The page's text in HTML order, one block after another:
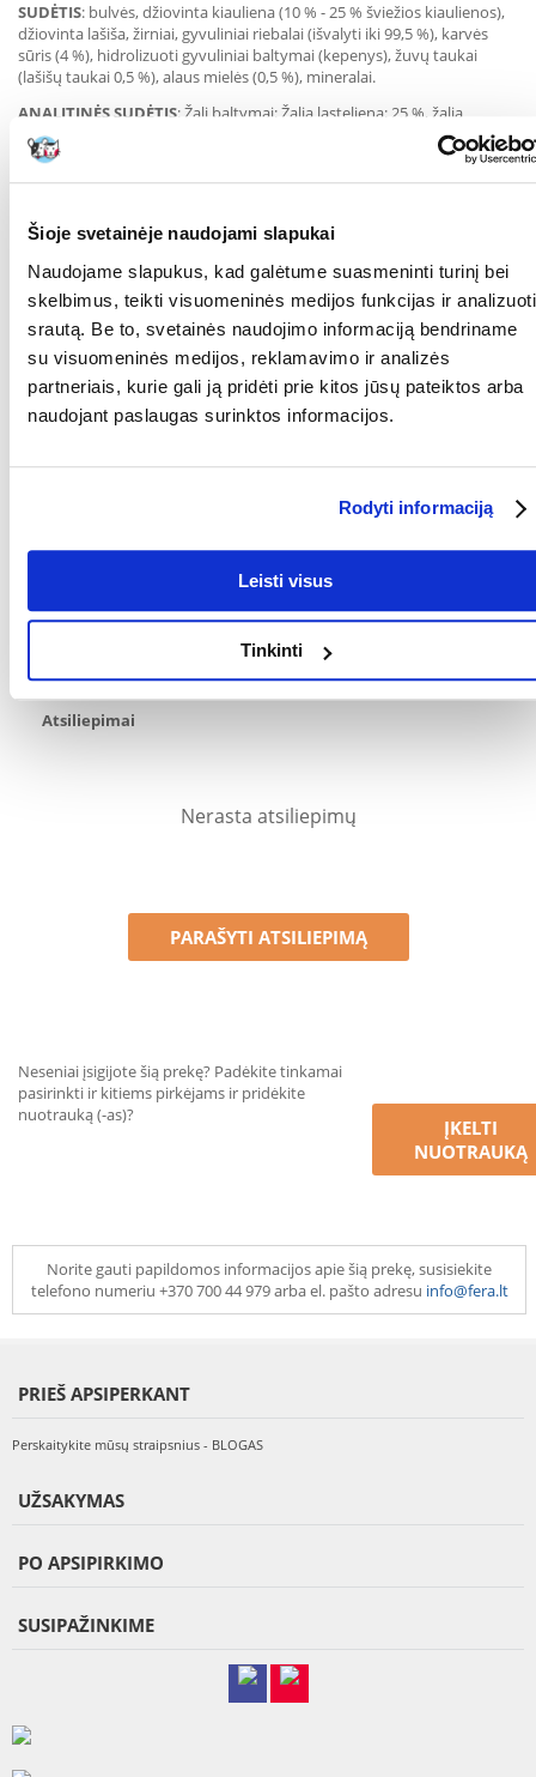
Šioje svetainėje naudojami slapukai
Naudojame slapukus, kad galėtume suasmeninti turinį bei
skelbimus, teikti visuomeninės medijos funkcijas ir analizuoti
srautą. Be to, svetainės naudojimo informaciją bendriname
su visuomeninės medijos, reklamavimo ir analizės
partneriais, kurie gali ją pridėti prie kitos jūsų pateiktos arba
naudojant paslaugas surinktos informacijos.
Rodyti informaciją
Leisti visus
Tinkinti
SUDĖTIS: bulvės, džiovinta kiauliena (10 % - 25 % šviežios kiaulienos),
džiovinta lašiša, žirniai, gyvuliniai riebalai (išvalyti iki 99,5 %), karvės
sūris (4 %), hidrolizuoti gyvuliniai baltymai (kepenys), žuvų taukai
(lašišų taukai 0,5 %), alaus mielės (0,5 %), mineralai.
ANALITINĖS SUDĖTIS: Žali baltymai: Žalia ląsteliena: 25 %, žalia
ląsteliena: 1,5 %, žali riebalai: 20 %, žali pelenai: 6 %, n-3 riebalų rūgštys:
0,7 %, apykaitos energija: 3958 kcal/kg.
mg, taurinas 1000 mg.
tokoferolio ekstraktai.
Dozavimas:
Rekomenduojama paros dozė suaugusiai 5 kg sveriančiai katei: iki 15
vnt. per dieną.
Nepamirškite, kad katė turėtų galimybę gauti šviežio ir švaraus
vandens.
Parametrai
įsigijo. Žvaigždučių įvertinimas yra visų įvertinimų vidurkis.
Patikrinę atsiliepimus, paskelbsime ir teigiamus, ir neigiamus
Atsiliepimai
Nerasta atsiliepimų
PARAŠYTI ATSILIEPIMĄ
Neseniai įsigijote šią prekę? Padėkite tinkamai
pasirinkti ir kitiems pirkėjams ir pridėkite
nuotrauką (-as)?
ĮKELTI
NUOTRAUKĄ
Norite gauti papildomos informacijos apie šią prekę, susisiekite
telefono numeriu +370 700 44 979 arba el. pašto adresu info@fera.lt
PRIEŠ APSIPERKANT
Perskaitykite mūsų straipsnius - BLOGAS
UŽSAKYMAS
PO APSIPIRKIMO
SUSIPAŽINKIME